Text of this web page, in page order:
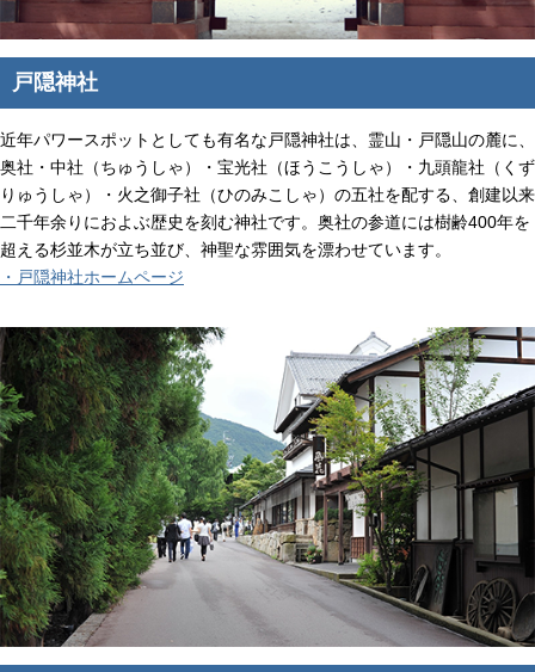
戸隠神社
近年パワースポットとしても有名な戸隠神社は、霊山・戸隠山の麓に、
奥社・中社（ちゅうしゃ）・宝光社（ほうこうしゃ）・九頭龍社（くず
りゅうしゃ）・火之御子社（ひのみこしゃ）の五社を配する、創建以来
二千年余りにおよぶ歴史を刻む神社です。奥社の参道には樹齢400年を
超える杉並木が立ち並び、神聖な雰囲気を漂わせています。
・戸隠神社ホームページ